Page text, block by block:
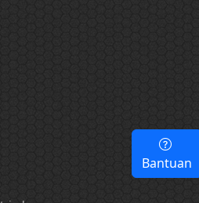
Bantuan